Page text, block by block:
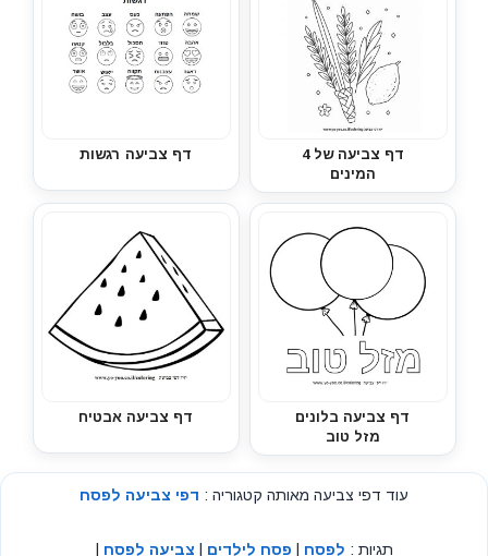
דף צביעה של 4
המינים
דף צביעה רגשות
דף צביעה בלונים
מזל טוב
דף צביעה אבטיח
עוד דפי צביעה מאותה קטגוריה : דפי צביעה לפסח
תגיות : לפסח פסח לילדים צביעה לפסח